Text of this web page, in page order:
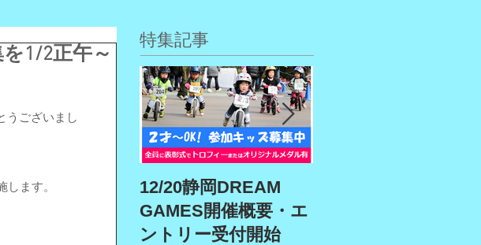
1/2正午～
うございまし
ます。
特集記事
12/20静岡DREAM
GAMES開催概要・エ
ントリー受付開始